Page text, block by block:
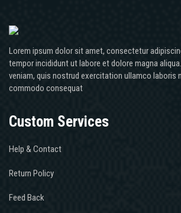
Lorem ipsum dolor sit amet, consectetur
tempor incididunt ut labore et dolore magna
veniam, quis nostrud exercitation ullamco laboris
commodo consequat
Custom Services
Help & Contact
Return Policy
Feed Back